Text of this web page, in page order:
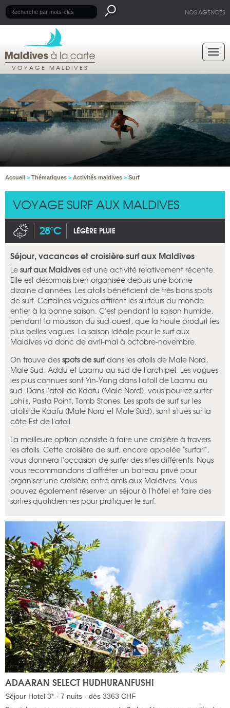
NOS AGENCES
VOYAGE MALDIVES
Accueil > Thématiques > Activités maldives > Surf
VOYAGE SURF AUX MALDIVES
28°C LÉGÈRE PLUIE
Séjour, vacances et croisière surf aux Maldives
Le surf aux Maldivesest une activité relativement récente.
Elle est désormais bien organisée depuis une bonne
dizaine d'années. Les atolls bénéficient de très bons spots
de surf. Certaines vagues attirent les surfeurs du monde
entier à la bonne saison. C'est pendant la saison humide,
pendant la mousson du sud-ouest, que la houle produit les
plus belles vagues. La saison idéale pour le surf aux
Maldives va donc de avril-mai à octobre-novembre.
On trouve des spots de surfdans les atolls de Male Nord,
Male Sud, Addu et Laamu au sud de l'archipel. Les vagues
les plus connues sont Yin-Yang dans l'atoll de Laamu au
sud. Dans l'atoll de Kaafu (Male Nord), vous pourrez surfer
Lohi's, Pasta Point, Tomb Stones. Les spots de surf sur les
atolls de Kaafu (Male Nord et Male Sud), sont situés sur la
côte Est de l'atoll.
La meilleure option consiste à faire une croisière à travers
les atolls. Cette croisière de surf, encore appelée "surfari",
vous donnera l'occasion de surfer des sites différents. Nous
vous recommandons d'affréter un bateau privé pour
organiser une croisière entre amis aux Maldives. Vous
pouvez également réserver un séjour à l'hôtel et faire des
sorties quotidiennes pour pratiquer le surf.
ADAARAN SELECT HUDHURANFUSHI
Séjour Hotel 3* - 7 nuits - dès 3363 CHF